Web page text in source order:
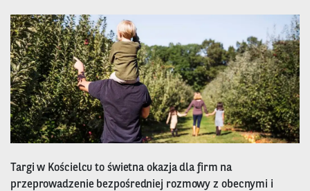
Targi w Kościelcu to świetna okazja dla firm na
przeprowadzenie bezpośredniej rozmowy z obecnymi i